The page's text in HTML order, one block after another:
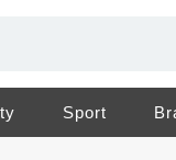
Sport